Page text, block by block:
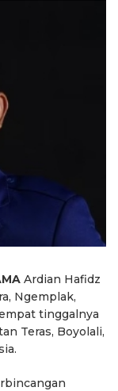
Ardian Hafidz
Ngemplak,
tinggalnya
Teras, Boyolali,